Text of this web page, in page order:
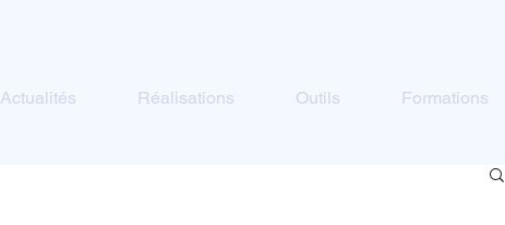
Actualités Réalisations Outils Formations